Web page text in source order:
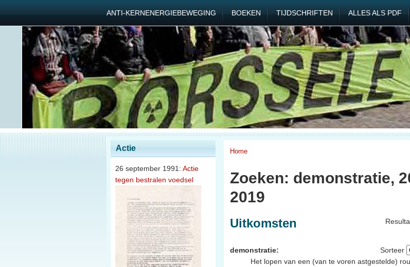
ANTI-KERNENERGIEBEWEGING BOEKEN TIJDSCHRIFTEN ALLES ALS PDF
Actie
26 september 1991: Actie
tegen bestralen voedsel
Home
Zoeken: demonstratie,
2019
Uitkomsten
Sorteer
demonstratie:
Het lopen van een (van te voren astgestelde)